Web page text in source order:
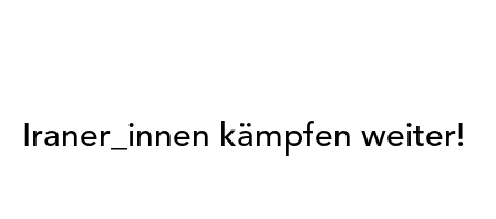
Iraner_innen kämpfen weiter!